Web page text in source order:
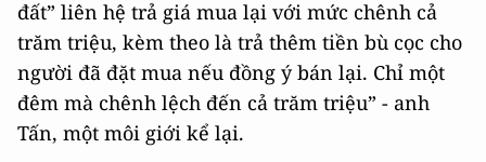
đất” liên hệ trả giá mua lại với mức chênh cả
trăm triệu, kèm theo là trả thêm tiền bù cọc cho
người đã đặt mua nếu đồng ý bán lại. Chỉ một
đêm mà chênh lệch đến cả trăm triệu” - anh
Tấn, một môi giới kể lại.